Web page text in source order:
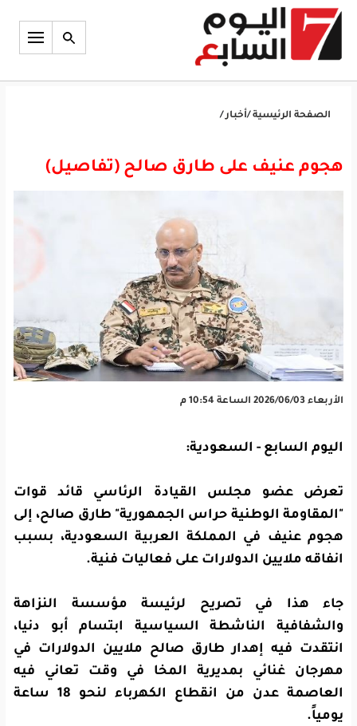
الصفحة الرئيسية /أخبار /
هجوم عنيف على طارق صالح (تفاصيل)
الأربعاء 2026/06/03 الساعة 10:54 م
اليوم السابع - السعودية:
تعرض عضو مجلس القيادة الرئاسي قائد قوات
"المقاومة الوطنية حراس الجمهورية" طارق صالح، إلى
هجوم عنيف في المملكة العربية السعودية، بسبب
انفاقه ملايين الدولارات على فعاليات فنية.
جاء هذا في تصريح لرئيسة مؤسسة النزاهة
والشفافية
الناشطة السياسية ابتسام أبو دنيا،
انتقدت فيه إهدار طارق صالح ملايين الدولارات في
مهرجان غنائي بمديرية المخا في وقت تعاني فيه
العاصمة عدن من انقطاع الكهرباء لنحو 18 ساعة
يومياً.